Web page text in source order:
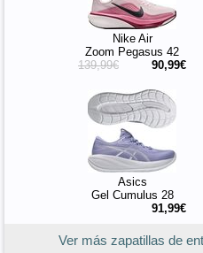
Nike Air
Zoom Pegasus 42
139,99€
90,99€
Asics
Gel Cumulus 28
91,99€
Ver más zapatillas de